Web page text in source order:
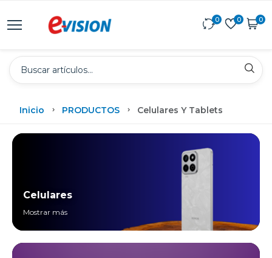
0 0 0
Inicio PRODUCTOS Celulares Y Tablets
Celulares
Mostrar más